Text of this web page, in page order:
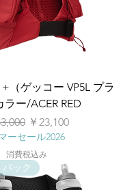
（ゲッコー VP5L プラ
ラー/ACER RED
価格 セール価格
￥23,100
ーセール2026
消費税込み
ック